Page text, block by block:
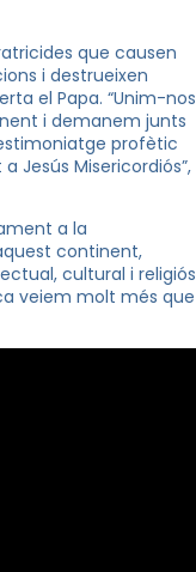
que causen
i destrueixen
el Papa. “Unim-nos
i demanem junts
profètic
Jesús Misericordiós”,
a la
continent,
cultural i religiós
veiem molt més que